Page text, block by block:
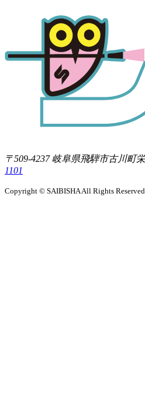
〒509-4237 岐阜県飛騨市古川町
1101
Copyright © SAIBISHA All Rights